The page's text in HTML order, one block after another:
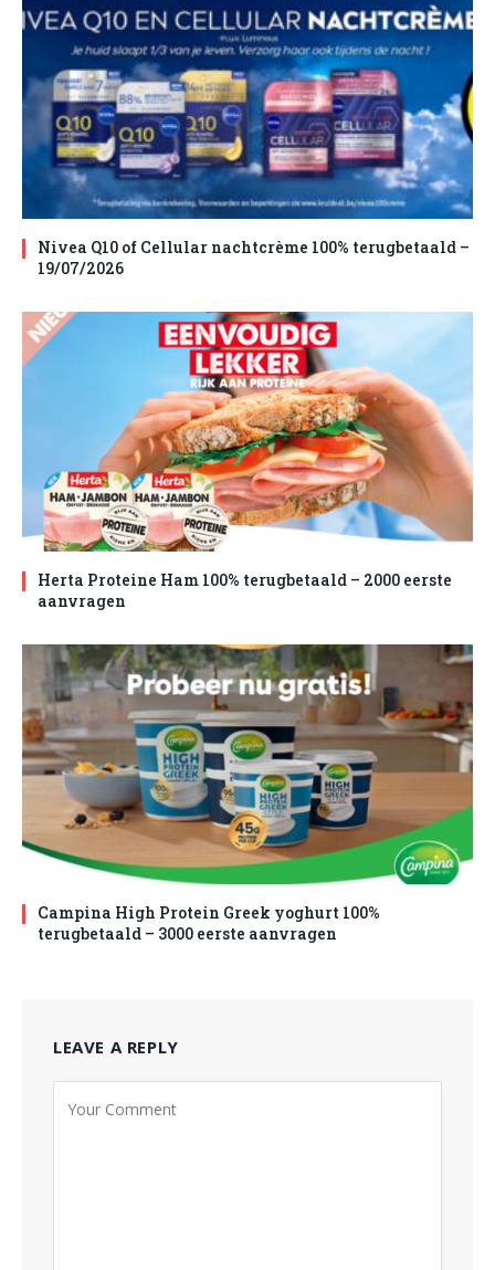
Nivea Q10 of Cellular nachtcrème 100% terugbetaald –
19/07/2026
Herta Proteine Ham 100% terugbetaald – 2000 eerste
aanvragen
Campina High Protein Greek yoghurt 100%
terugbetaald – 3000 eerste aanvragen
LEAVE A REPLY